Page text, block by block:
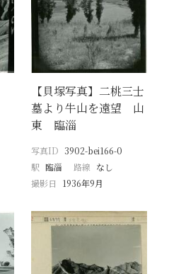
【貝塚写真】二桃三士
墓より牛山を遠望 山
東 臨淄
写真ID 3902-bei166-0
駅 臨淄 路線 なし
撮影日
1936年9月